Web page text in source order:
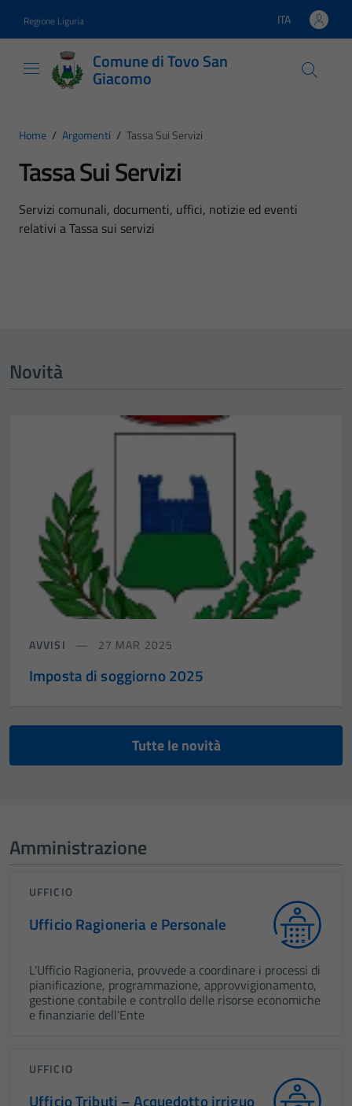
Regione Liguria Lingua attiva:
ITA
Comune di Tovo San
Giacomo
Home / Argomenti / Tassa Sui Servizi
Tassa Sui Servizi
Dettagli dell'argomento
Servizi comunali, documenti, uffici, notizie ed eventi
relativi a Tassa sui servizi
Novità
AVVISI 27 MAR 2025
Imposta di soggiorno 2025
Tutte le novità
Amministrazione
UFFICIO
Ufficio Ragioneria e Personale
L'Ufficio Ragioneria, provvede a coordinare i processi di
pianificazione, programmazione, approvvigionamento,
gestione contabile e controllo delle risorse economiche
e finanziarie dell'Ente
UFFICIO
Ufficio Tributi – Acquedotto irriguo